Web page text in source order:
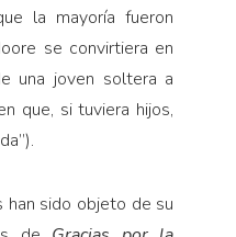
la mayoría fueron
se convirtiera en
una joven soltera a
que, si tuviera hijos,
han sido objeto de su